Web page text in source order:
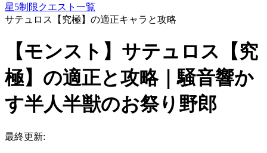
星5制限クエスト一覧
サテュロス【究極】の適正キャラと攻略
【モンスト】サテュロス【究
極】の適正と攻略｜騒音響か
す半人半獣のお祭り野郎
最終更新: